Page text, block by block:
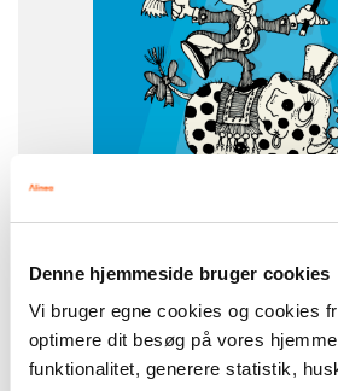
Denne hjemmeside bruger cookies
Vi bruger egne cookies og cookies
optimere dit besøg på vores
funktionalitet, generere statistik,
9788773996621
- +